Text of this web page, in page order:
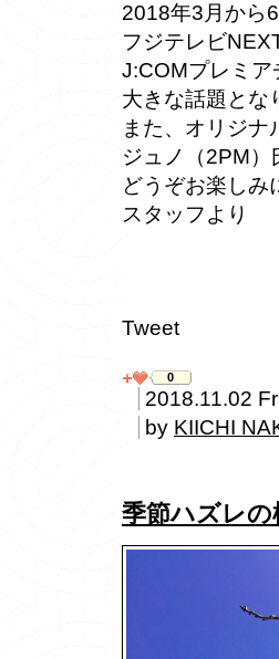
2018年3月から
フジテレビ
J:COMプレミ
大きな話題とな
また、オリジ
ジュノ（2PM
どうぞお楽しみ
スタッフより
Tweet
0
2018.11.02
by KIICHI
季節ハズレの